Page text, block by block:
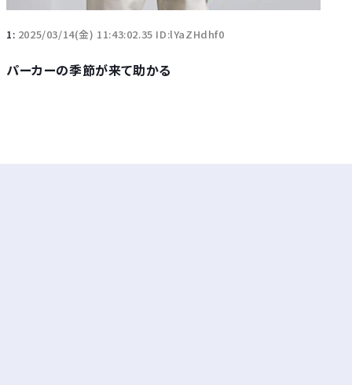
1: 2025/03/14(金) 11:43:02.35 ID:lYaZHdhf0
パーカーの季節が来て助かる